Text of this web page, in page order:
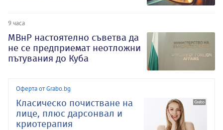
9 часа
МВнР настоятелно съветва да
не се предприемат неотложни
пътувания до Куба
Оферта от Grabo.bg
Класическо почистване на
лице, плюс дарсонвал и
криотерапия